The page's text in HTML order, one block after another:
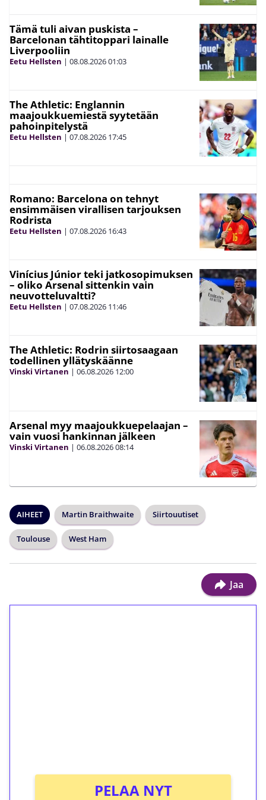
Tämä tuli aivan puskista –
Barcelonan tähtitoppari lainalle
Liverpooliin
Eetu Hellsten | 08.08.202601:03
The Athletic: Englannin
maajoukkuemiestä syytetään
pahoinpitelystä
Eetu Hellsten | 07.08.2026 17:45
Romano: Barcelona on tehnyt
ensimmäisen virallisen tarjouksen
Rodrista
Eetu Hellsten | 07.08.2026 16:43
Vinícius Júnior teki jatkosopimuksen
– oliko Arsenal sittenkin vain
neuvotteluvaltti?
Eetu Hellsten | 07.08.2026 11:46
The Athletic: Rodrin siirtosaagaan
todellinen yllätyskäänne
Vinski Virtanen | 06.08.2026 12:00
Arsenal myy maajoukkuepelaajan –
vain vuosi hankinnan jälkeen
Vinski Virtanen | 06.08.202608:14
AIHEET Martin Braithwaite Siirtouutiset
Toulouse West Ham
Jaa
PELAA NYT